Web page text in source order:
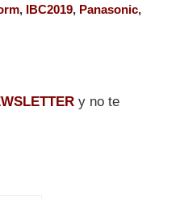
, IBC2019, Panasonic,
y no te